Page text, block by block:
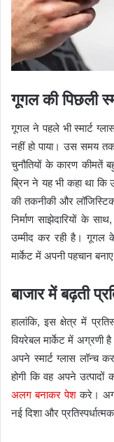
गूगल की पिछली
गूगल ने पहले भी स्मार्ट
नहीं हो पाया। उस समय
चुनौतियों के कारण कीमतें
ब्रिन ने यह भी कहा था
की तकनीकी और
निर्माण साझेदारियों के
उम्मीद कर रही है। गूगल
मार्केट में अपनी पहचान
बाजार में बढ़ती
हालांकि, इस क्षेत्र में
वियरेबल मार्केट में अग्रणी
अपने स्मार्ट ग्लास लॉन्च
होगी कि वह अपने
अलग बनाकर पेश करे।
नई दिशा और